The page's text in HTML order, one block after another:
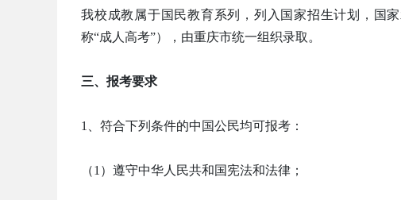
我校成教属于国民教育系列，列入国家招生计划，国
称“成人高考”），由重庆市统一组织录取。
三、报考要求
1、符合下列条件的中国公民均可报考：
（1）遵守中华人民共和国宪法和法律；